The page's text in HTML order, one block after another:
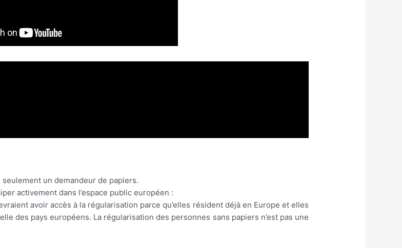
un demandeur de papiers.
activement dans l’espace public européen :
avoir accès à la régularisation parce qu’elles résident déjà en Europe et elles
des pays européens. La régularisation des personnes sans papiers n’est pas une